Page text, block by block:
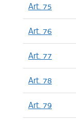
Art. 75
Art. 76
Art. 77
Art. 78
Art. 79